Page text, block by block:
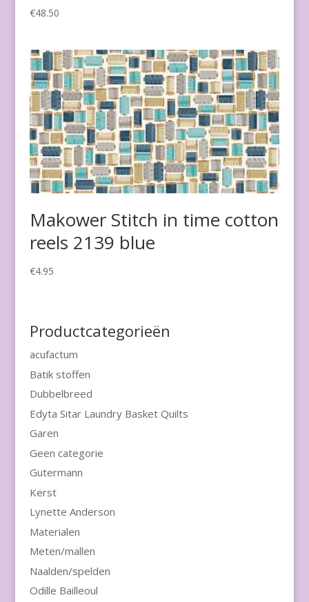
€48.50
Makower Stitch in time cotton
reels 2139 blue
€4.95
Productcategorieën
acufactum
Batik stoffen
Dubbelbreed
Edyta Sitar Laundry Basket Quilts
Garen
Geen categorie
Gutermann
Kerst
Lynette Anderson
Materialen
Meten/mallen
Naalden/spelden
Odille Bailleoul